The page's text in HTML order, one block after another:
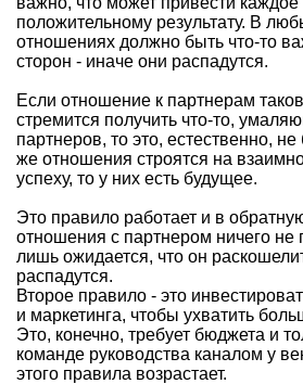
положительному результату. В
отношениях должно быть что-то
сторон - иначе они распадутся.
Если отношение к партнерам
стремится получить что-то,
партнеров, то это, естественно, не
же отношения строятся на
успеху, то у них есть будущее.
Это правило работает и в
отношения с партнером ничего не
лишь ожидается, что он
распадутся.
Второе правило - это
и маркетинга, чтобы ухватить
Это, конечно, требует бюджета и
команде руководства каналом у
этого правила возрастает.